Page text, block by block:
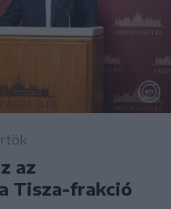
az
Tisza-frakció